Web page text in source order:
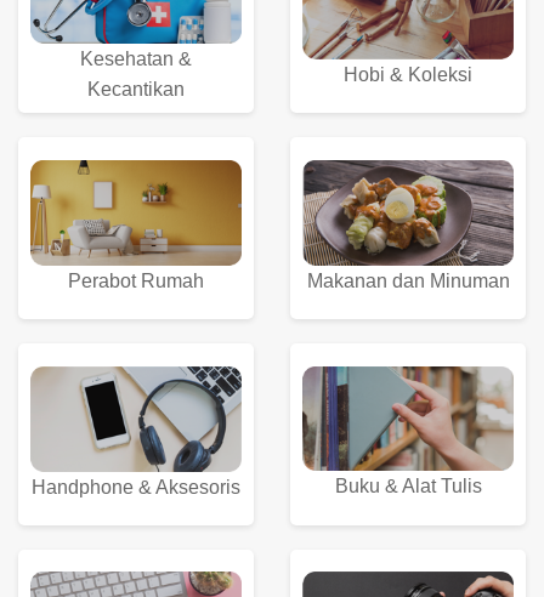
Kesehatan &
Kecantikan
Hobi & Koleksi
Perabot Rumah Makanan dan Minuman
Handphone & Aksesoris Buku & Alat Tulis